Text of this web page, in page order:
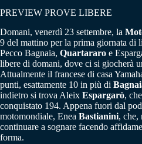
PREVIEW PROVE LIBERE
Domani, venerdì 23 settembre, la
9 del mattino per la prima giornata di
Pecco Bagnaia, Quartararo e
libere di domani, dove ci si giocherà
Attualmente il francese di casa
punti, esattamente 10 in più di
indietro si trova Aleix Espargarò,
conquistato 194. Appena fuori dal
motomondiale, Enea Bastianini, che,
continuare a sognare facendo
forma.